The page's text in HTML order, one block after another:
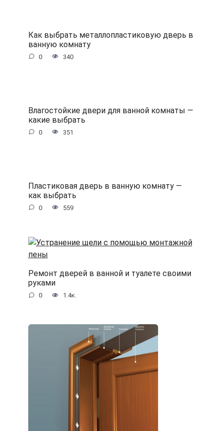
Как выбрать металлопластиковую дверь в
ванную комнату
0 340
Влагостойкие двери для ванной комнаты —
какие выбрать
0 351
Пластиковая дверь в ванную комнату —
как выбрать
0 559
Ремонт дверей в ванной и туалете своими
руками
0 1.4к.